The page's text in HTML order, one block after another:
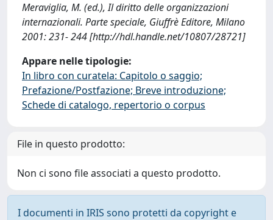
Meraviglia, M. (ed.), Il diritto delle organizzazioni
internazionali. Parte speciale, Giuffrè Editore, Milano
2001: 231- 244 [http://hdl.handle.net/10807/28721]
Appare nelle tipologie:
In libro con curatela: Capitolo o saggio;
Prefazione/Postfazione; Breve introduzione;
Schede di catalogo, repertorio o corpus
File in questo prodotto:
Non ci sono file associati a questo prodotto.
I documenti in IRIS sono protetti da copyright e